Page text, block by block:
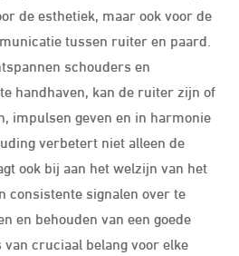
de esthetiek, maar ook voor de
tussen ruiter en paard.
schouders en
handhaven, kan de ruiter zijn of
impulsen geven en in harmonie
verbetert niet alleen de
ook bij aan het welzijn van het
consistente signalen over te
en behouden van een goede
cruciaal belang voor elke